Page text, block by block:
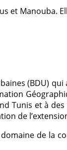
et Manouba.
(BDU)
Tunis et à
de
de la